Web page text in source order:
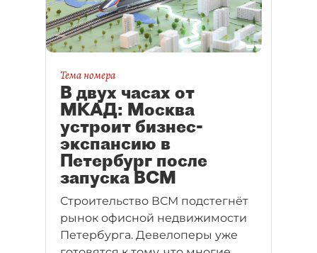
Тема номера
В двух часах от
МКАД: Москва
устроит бизнес-
экспансию в
Петербург после
запуска ВСМ
Строительство ВСМ подстегнёт
рынок офисной недвижимости
Петербурга. Девелоперы уже